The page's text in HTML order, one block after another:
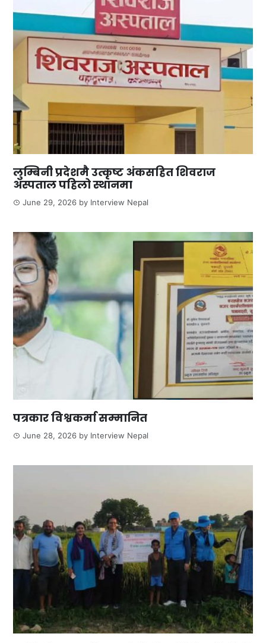
लुम्बिनी प्रदेशमै उत्कृष्ट अंकसहित शिवराज
अस्पताल पहिलो स्थानमा
June 29, 2026 by Interview Nepal
पत्रकार विश्वकर्मा सम्मानित
June 28, 2026 by Interview Nepal